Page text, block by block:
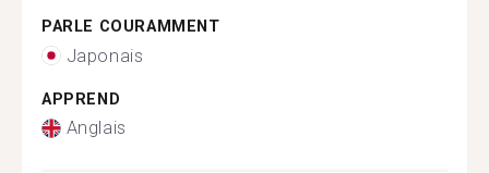
PARLE COURAMMENT
Japonais
APPREND
Anglais